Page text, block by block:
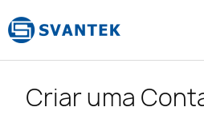
conteúdo
Criar uma